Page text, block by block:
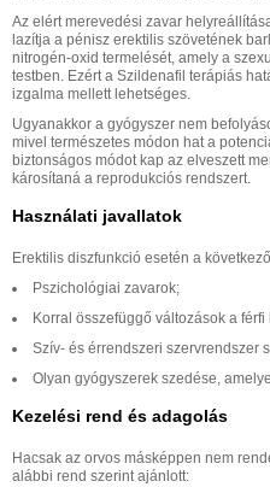
Az elért merevedési zavar
lazítja a pénisz erektilis szövetének
nitrogén-oxid termelését, amely a
testben. Ezért a Szildenafil terápiás
izgalma mellett lehetséges.
Ugyanakkor a gyógyszer nem
mivel természetes módon hat a
biztonságos módot kap az elveszett
károsítaná a reprodukciós rendszert.
Használati javallatok
Erektilis diszfunkció esetén a
Pszichológiai zavarok;
Korral összefüggő változások a
Szív- és érrendszeri szervrendszer
Olyan gyógyszerek szedése,
Kezelési rend és adagolás
Hacsak az orvos másképpen nem
alábbi rend szerint ajánlott: